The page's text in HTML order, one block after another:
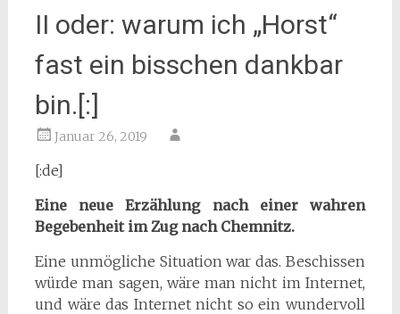
II oder: warum ich „Horst“
fast ein bisschen dankbar
bin.[:]
Januar 26, 2019
[:de]
Eine neue Erzählung nach einer wahren
Begebenheit im Zug nach Chemnitz.
Eine unmögliche Situation war das. Beschissen
würde man sagen, wäre man nicht im Internet,
und wäre das Internet nicht so ein wundervoll